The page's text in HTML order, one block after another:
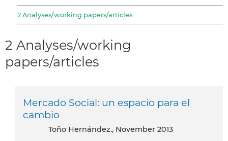
2 Analyses/working papers/articles
2 Analyses/working
papers/articles
Mercado Social: un espacio para el
cambio
Toño Hernández., November 2013